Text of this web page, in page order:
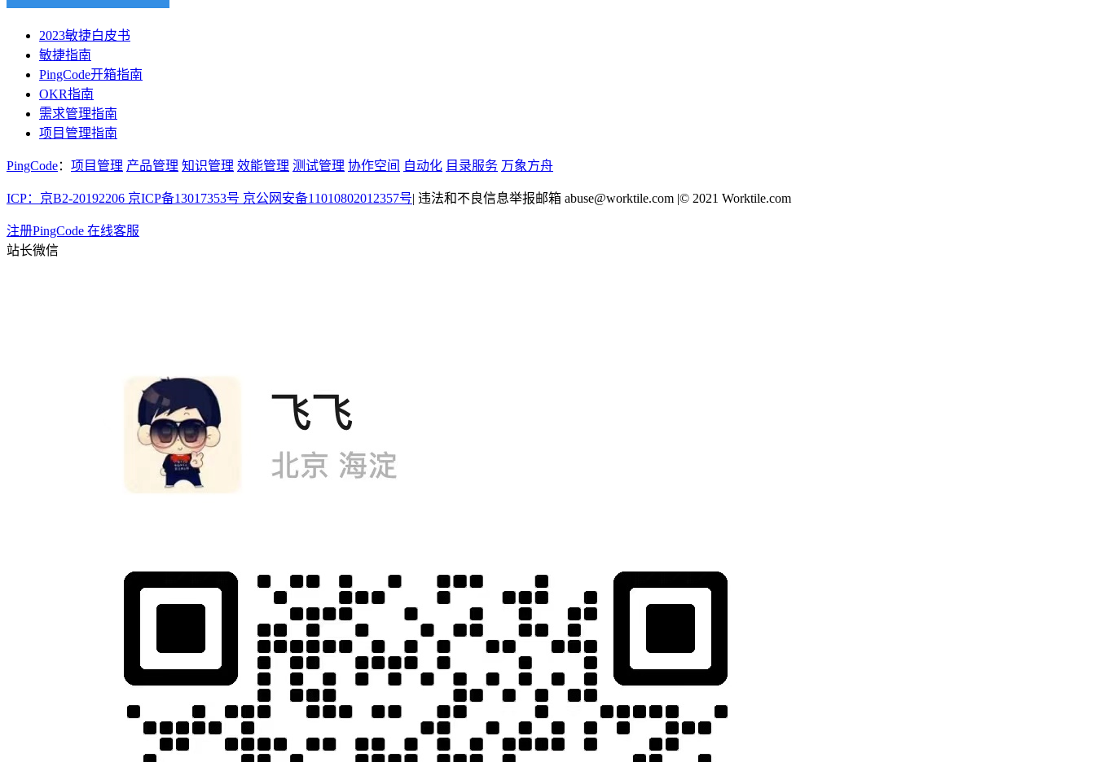
2023敏捷白皮书
敏捷指南
PingCode开箱指南
OKR指南
需求管理指南
项目管理指南
PingCode： 项目管理 产品管理 知识管理 效能管理 测试管理 协作空间 自动化 目录服务 万象方舟
ICP：京B2-20192206 京ICP备13017353号 京公网安备11010802012357号| 违法和不良信息举报邮箱 abuse@worktile.com |© 2021 Worktile.com
注册PingCode 在线客服
站长微信